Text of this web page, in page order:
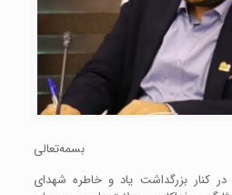
بسمه‌تعالی
کنار بزرگداشت یاد و خاطره شهدای